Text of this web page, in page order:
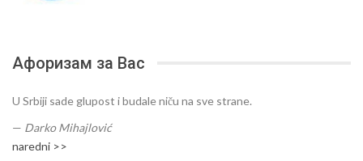
Афоризам за Вас
U Srbiji sade glupost i budale niču na sve strane.
— Darko Mihajlović
naredni >>